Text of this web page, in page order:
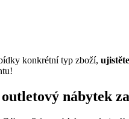
konkrétní typ zboží,
nábytek